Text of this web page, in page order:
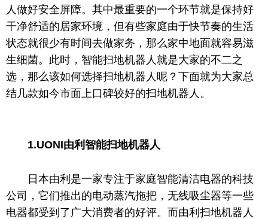
人做好安全屏障。其中最重要的一个环节就是保持好
干净舒适的居家环境，但有些家庭由于快节奏的生活
状态就很少有时间去做家务，那么家中地面就容易滋
生细菌。此时，智能扫地机器人就是大家的不二之
选，那么该如何选择扫地机器人呢？下面就为大家总
结几款如今市面上口碑较好的扫地机器人。
1.UONI由利 智能扫地机器人
日本由利是一家专注于家庭智能清洁电器的科技
公司，它们推出的电动蒸汽拖把，无线吸尘器等一些
电器都受到了广大消费者的好评。而由利扫地机器人